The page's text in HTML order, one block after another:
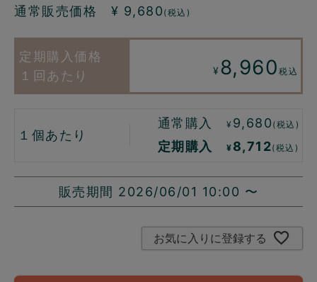
通常販売価格 ¥ 9,680 (税込)
１回あたり ¥ 8,960 税込
１個あたり
通常購入 ¥ 9,680 (税込)
定期購入 ¥ 8,712(税込)
販売期間 2026/06/01 10:00 〜
お気に入りに登録する